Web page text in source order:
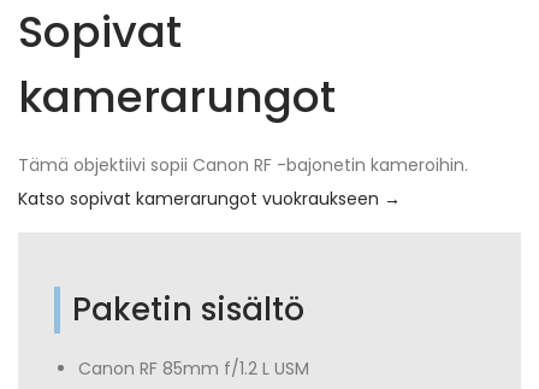
Sopivat
kamerarungot
Tämä objektiivi sopii Canon RF -bajonetin kameroihin.
Katso sopivat kamerarungot vuokraukseen →
Paketin sisältö
Canon RF 85mm f/1.2 L USM